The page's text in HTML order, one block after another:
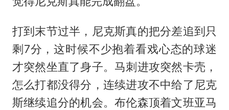
打到末节过半，尼克斯真的把分差追到只
剩7分，这时候不少抱着看戏心态的球迷
才突然坐直了身子。马刺进攻突然卡壳，
怎么打都没得分，连续进攻不中给了尼克
斯继续追分的机会。布伦森顶着文班亚马